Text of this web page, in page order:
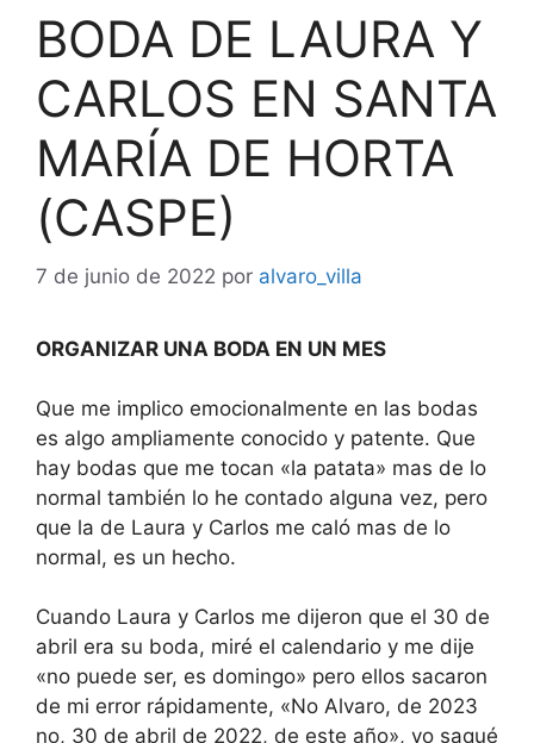
BODA DE LAURA Y
CARLOS EN SANTA
MARÍA DE HORTA
(CASPE)
7 de junio de 2022 por alvaro_villa
ORGANIZAR UNA BODA EN UN MES
Que me implico emocionalmente en las bodas
es algo ampliamente conocido y patente. Que
hay bodas que me tocan «la patata» mas de lo
normal también lo he contado alguna vez, pero
que la de Laura y Carlos me caló mas de lo
normal, es un hecho.
Cuando Laura y Carlos me dijeron que el 30 de
abril era su boda, miré el calendario y me dije
«no puede ser, es domingo» pero ellos sacaron
de mi error rápidamente, «No Alvaro, de 2023
no, 30 de abril de 2022, de este año», yo saqué